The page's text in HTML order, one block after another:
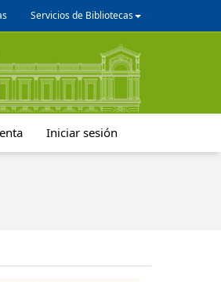
Servicios de Bibliotecas
Iniciar sesión